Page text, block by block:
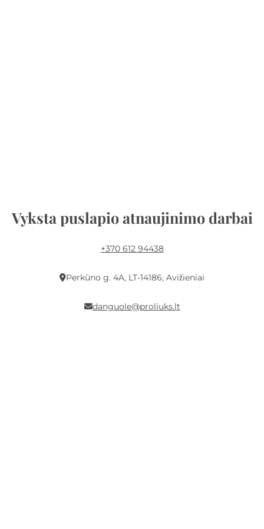
Vyksta puslapio atnaujinimo darbai
+370 612 94438
Perkūno g. 4A, LT-14186, Avižieniai
danguole@proliuks.lt